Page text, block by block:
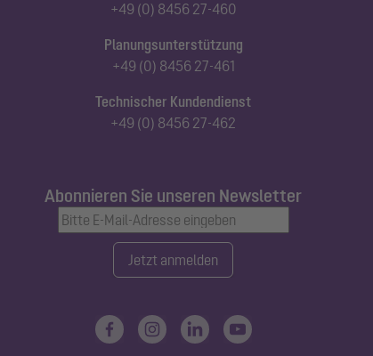
+49 (0) 8456 27-460
Planungsunterstützung
+49 (0) 8456 27-461
Technischer Kundendienst
+49 (0) 8456 27-462
Abonnieren Sie unseren Newsletter
Jetzt anmelden